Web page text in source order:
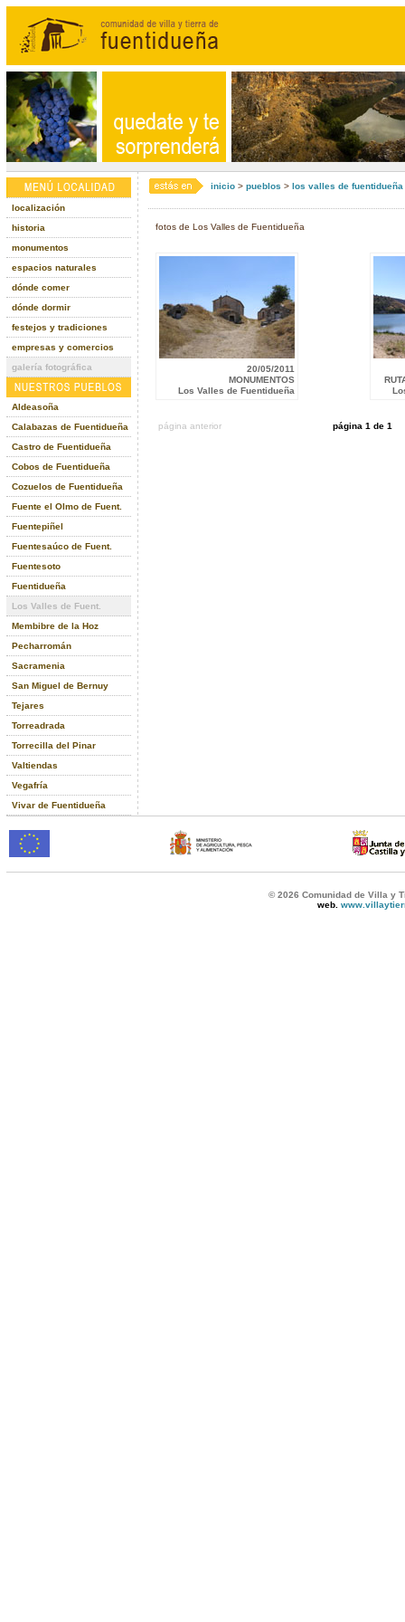
localización
historia
monumentos
espacios naturales
dónde comer
dónde dormir
festejos y tradiciones
empresas y comercios
galería fotográfica
Aldeasoña
Calabazas de Fuentidueña
Castro de Fuentidueña
Cobos de Fuentidueña
Cozuelos de Fuentidueña
Fuente el Olmo de Fuent.
Fuentepiñel
Fuentesaúco de Fuent.
Fuentesoto
Fuentidueña
Los Valles de Fuent.
Membibre de la Hoz
Pecharromán
Sacramenia
San Miguel de Bernuy
Tejares
Torreadrada
Torrecilla del Pinar
Valtiendas
Vegafría
Vivar de Fuentidueña
inicio > pueblos > los valles de fuentidueña
fotos de Los Valles de Fuentidueña
20/05/2011
MONUMENTOS
Los Valles de Fuentidueña
página anterior página 1 de 1
© 2026 Comunidad de Villa y
web.